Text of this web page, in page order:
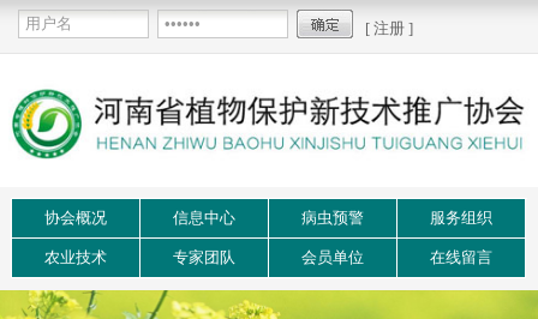
[ 注册 ]
协会概况 信息中心 病虫预警 服务组织
农业技术 专家团队 会员单位 在线留言